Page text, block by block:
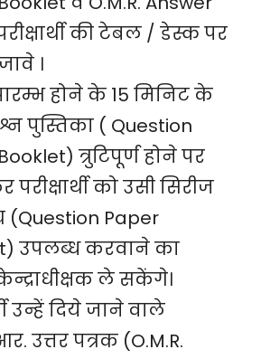
की टेबल / डेस्क पर
।
होने के 15 मिनिट के
पुस्तिका ( Question
त्रुटिपूर्ण होने पर
को उसी सिरीज
(Question Paper
उपलब्ध करवाने का
ले सकेंगे।
उन्हें दिये जाने वाले
उत्तर पत्रक (O.M.R.